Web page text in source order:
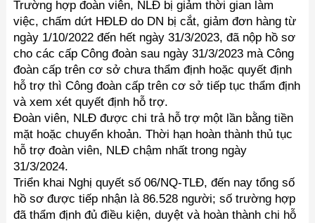
Trường hợp đoàn viên, NLĐ bị giảm thời gian làm
việc, chấm dứt HĐLĐ do DN bị cắt, giảm đơn hàng từ
ngày 1/10/2022 đến hết ngày 31/3/2023, đã nộp hồ sơ
cho các cấp Công đoàn sau ngày 31/3/2023 mà Công
đoàn cấp trên cơ sở chưa thẩm định hoặc quyết định
hỗ trợ thì Công đoàn cấp trên cơ sở tiếp tục thẩm định
và xem xét quyết định hỗ trợ.
Đoàn viên, NLĐ được chi trả hỗ trợ một lần bằng tiền
mặt hoặc chuyển khoản. Thời hạn hoàn thành thủ tục
hỗ trợ đoàn viên, NLĐ chậm nhất trong ngày
31/3/2024.
Triển khai Nghị quyết số 06/NQ-TLĐ, đến nay tổng số
hồ sơ được tiếp nhận là 86.528 người; số trường hợp
đã thẩm định đủ điều kiện, duyệt và hoàn thành chi hỗ